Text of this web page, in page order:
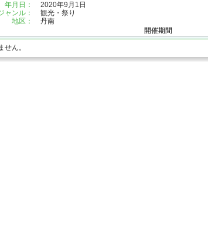
年月日：
2020年9月1日
ャンル：
観光・祭り
地区：
丹南
開催期間
せん。